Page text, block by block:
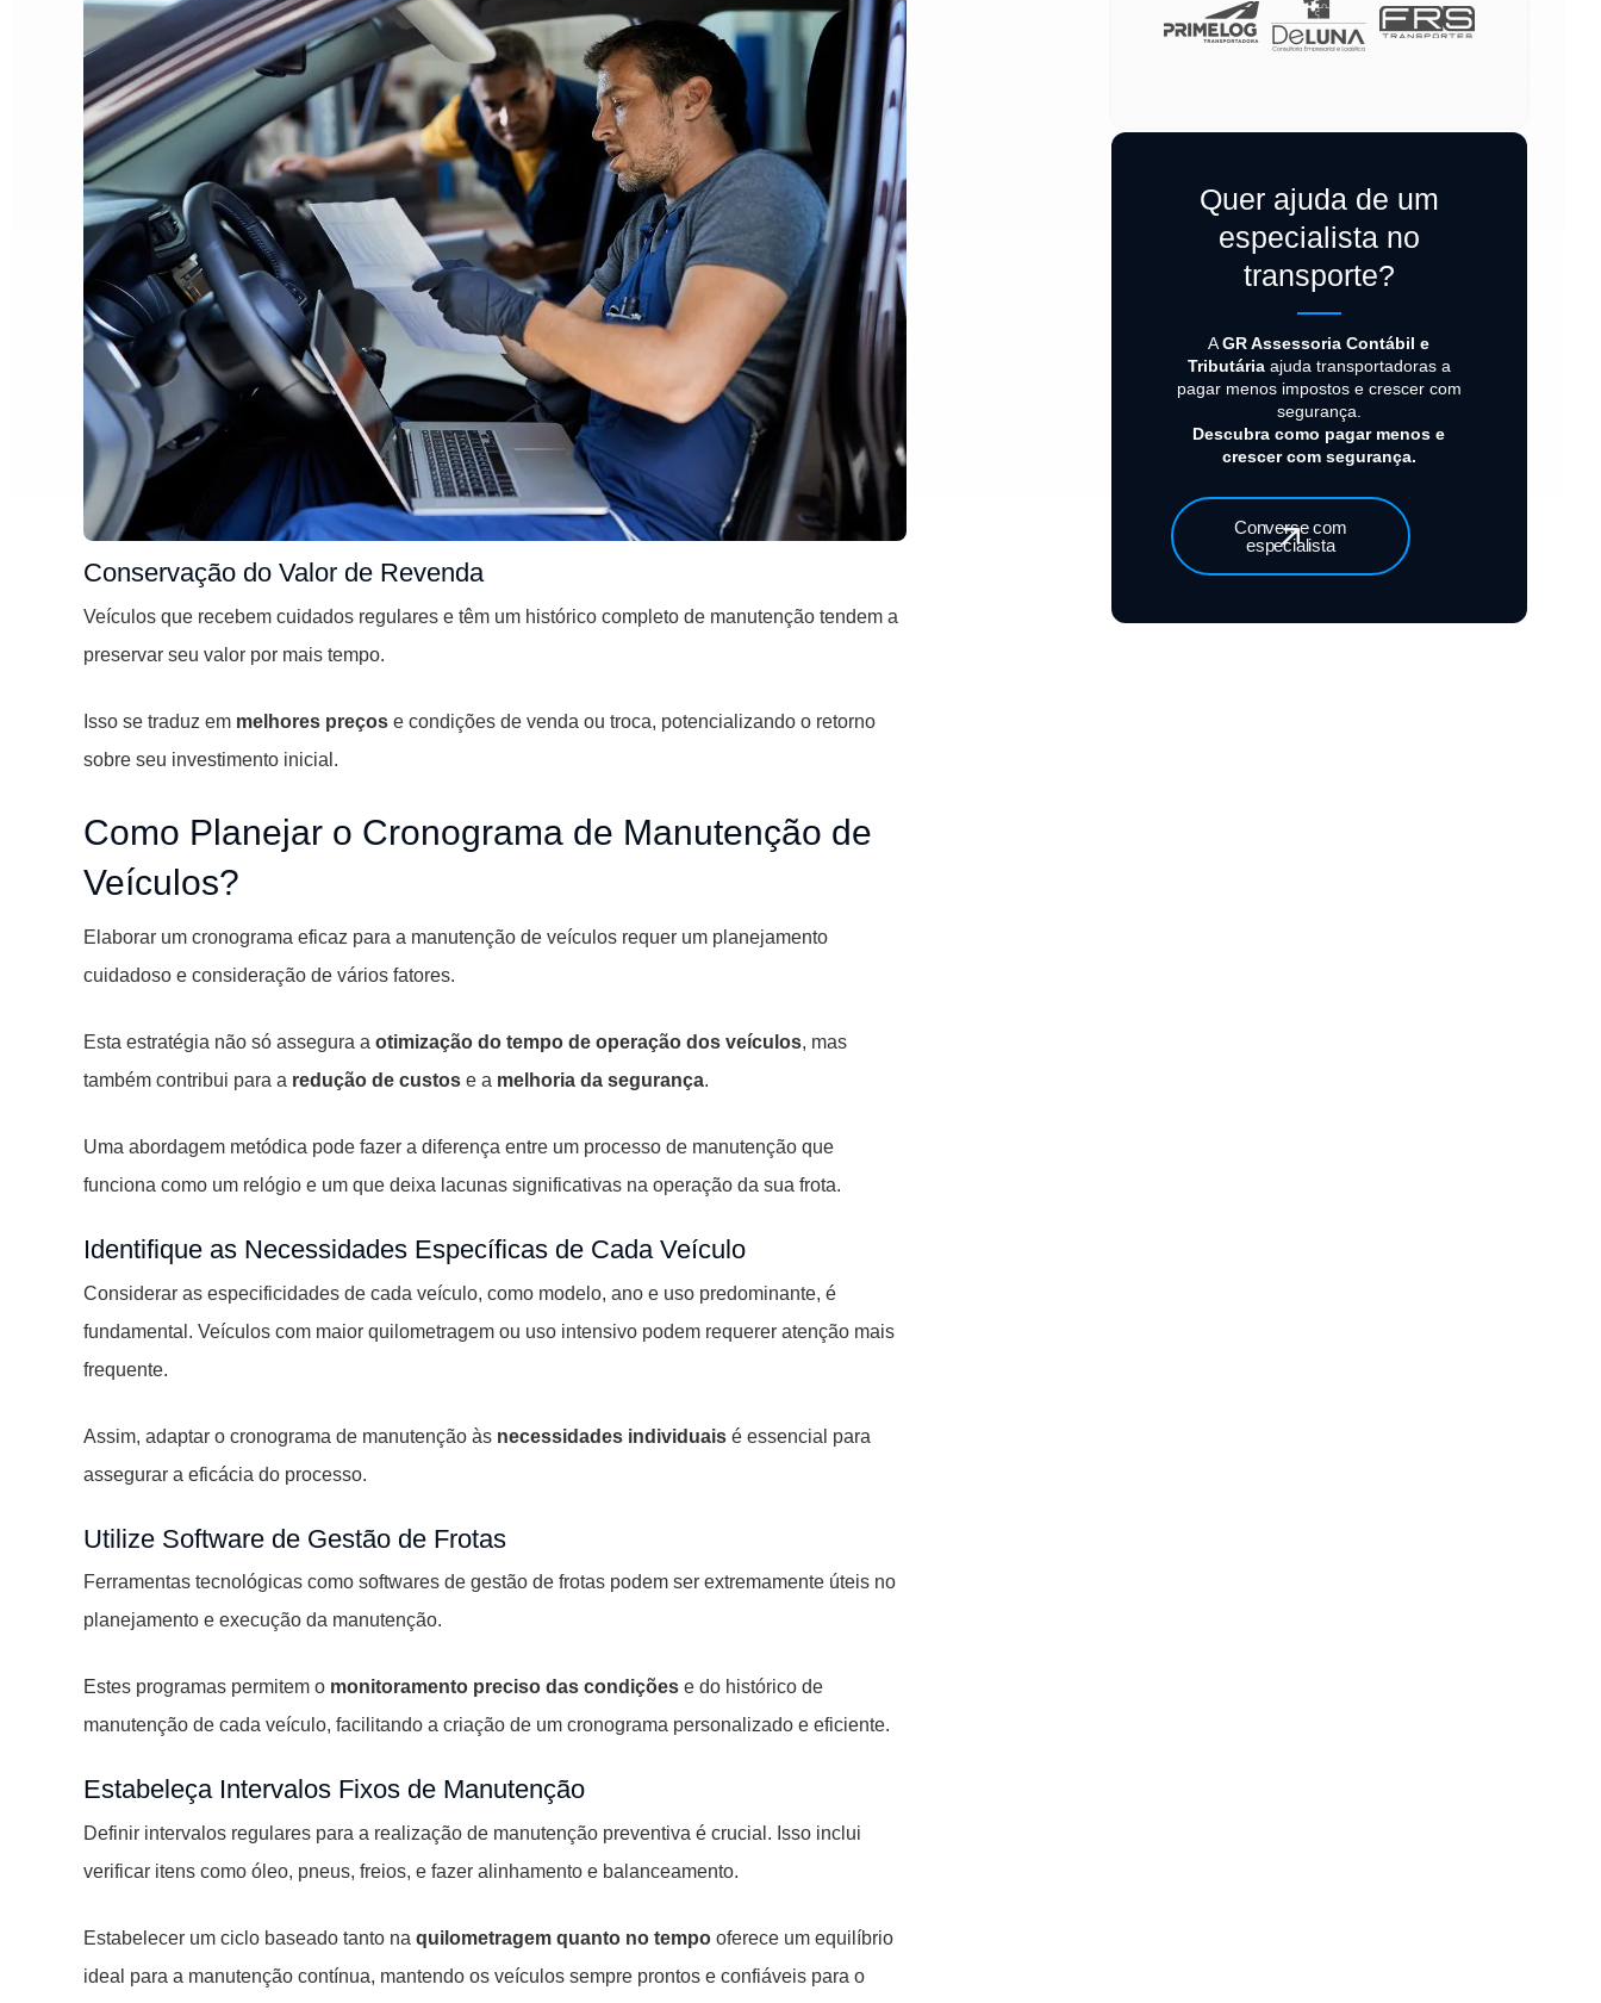
Conservação do Valor de Revenda
Veículos que recebem cuidados regulares e têm um histórico completo de manutenção tendem a
preservar seu valor por mais tempo.
Isso se traduz em melhores preços e condições de venda ou troca, potencializando o retorno
sobre seu investimento inicial.
Como Planejar o Cronograma de Manutenção de
Veículos?
Elaborar um cronograma eficaz para a manutenção de veículos requer um planejamento
cuidadoso e consideração de vários fatores.
Esta estratégia não só assegura a otimização do tempo de operação dos veículos, mas
também contribui para a redução de custos e a melhoria da segurança.
Uma abordagem metódica pode fazer a diferença entre um processo de manutenção que
funciona como um relógio e um que deixa lacunas significativas na operação da sua frota.
Identifique as Necessidades Específicas de Cada Veículo
Considerar as especificidades de cada veículo, como modelo, ano e uso predominante, é
fundamental. Veículos com maior quilometragem ou uso intensivo podem requerer atenção mais
frequente.
Assim, adaptar o cronograma de manutenção às necessidades individuais é essencial para
assegurar a eficácia do processo.
Utilize Software de Gestão de Frotas
Ferramentas tecnológicas como softwares de gestão de frotas podem ser extremamente úteis no
planejamento e execução da manutenção.
Estes programas permitem o monitoramento preciso das condições e do histórico de
manutenção de cada veículo, facilitando a criação de um cronograma personalizado e eficiente.
Estabeleça Intervalos Fixos de Manutenção
Definir intervalos regulares para a realização de manutenção preventiva é crucial. Isso inclui
verificar itens como óleo, pneus, freios, e fazer alinhamento e balanceamento.
Estabelecer um ciclo baseado tanto na quilometragem quanto no tempo oferece um equilíbrio
ideal para a manutenção contínua, mantendo os veículos sempre prontos e confiáveis para o
Quer ajuda de um
especialista no
transporte?
AGR Assessoria Contábil e
Tributáriaajuda transportadoras a
pagar menos impostos e crescer com
segurança.
Descubra como pagar menos e
crescer com segurança.
Converse com
especialista